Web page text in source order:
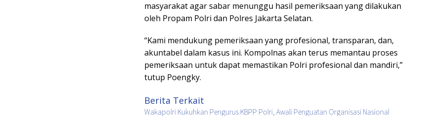
masyarakat agar sabar menunggu hasil pemeriksaan yang dilakukan
oleh Propam Polri dan Polres Jakarta Selatan.
“Kami mendukung pemeriksaan yang profesional, transparan, dan,
akuntabel dalam kasus ini. Kompolnas akan terus memantau proses
pemeriksaan untuk dapat memastikan Polri profesional dan mandiri,”
tutup Poengky.
Berita Terkait
Wakapolri Kukuhkan Pengurus KBPP Polri, Awali Penguatan Organisasi Nasional